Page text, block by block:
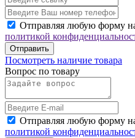
Отправляя любую форму
политикой
Отправить
Посмотреть наличие товара
Вопрос по товару
Отправляя любую форму
политикой